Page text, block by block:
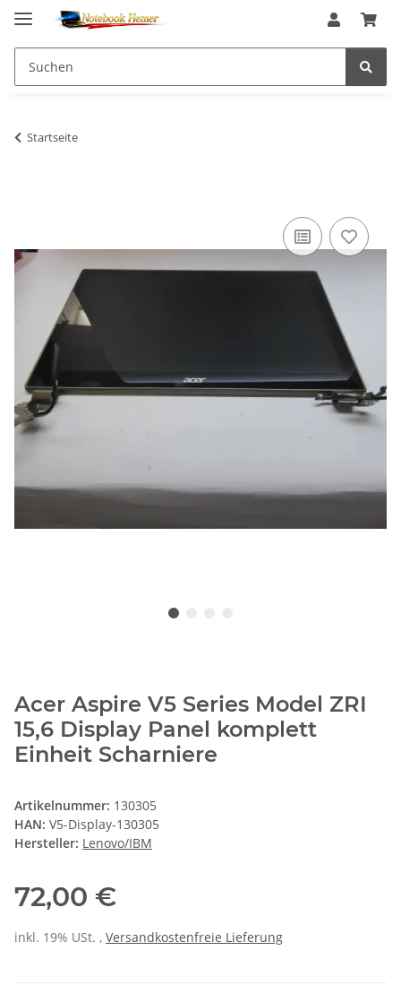
Startseite
Acer Aspire V5 Series Model ZRI
15,6 Display Panel komplett
Einheit Scharniere
Artikelnummer: 130305
HAN: V5-Display-130305
Hersteller: Lenovo/IBM
72,00 €
inkl. 19% USt. , Versandkostenfreie Lieferung